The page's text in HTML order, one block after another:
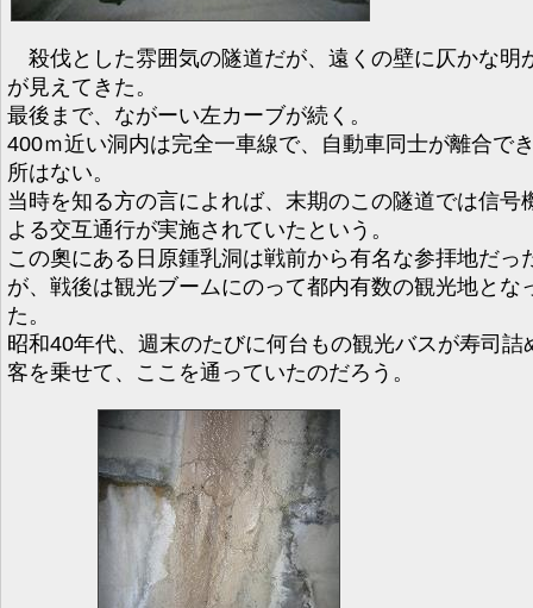
殺伐とした雰囲気の隧道だが、遠くの壁に仄かな明
が見えてきた。
最後まで、ながーい左カーブが続く。
400ｍ近い洞内は完全一車線で、自動車同士が離合で
所はない。
当時を知る方の言によれば、末期のこの隧道では信号
よる交互通行が実施されていたという。
この奧にある日原鍾乳洞は戦前から有名な参拝地だっ
が、戦後は観光ブームにのって都内有数の観光地とな
た。
昭和40年代、週末のたびに何台もの観光バスが寿司詰
客を乗せて、ここを通っていたのだろう。